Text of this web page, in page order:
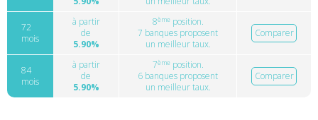
72
mois
à partir
de
5.90%
8èmeposition.
7 banques proposent
un meilleur taux.
Comparer
84
mois
à partir
de
5.90%
7èmeposition.
6 banques proposent
un meilleur taux.
Comparer